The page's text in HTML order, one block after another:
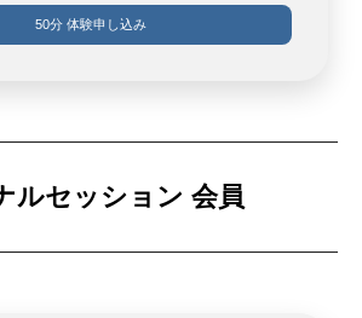
50分 体験申し込み
ルセッション 会員